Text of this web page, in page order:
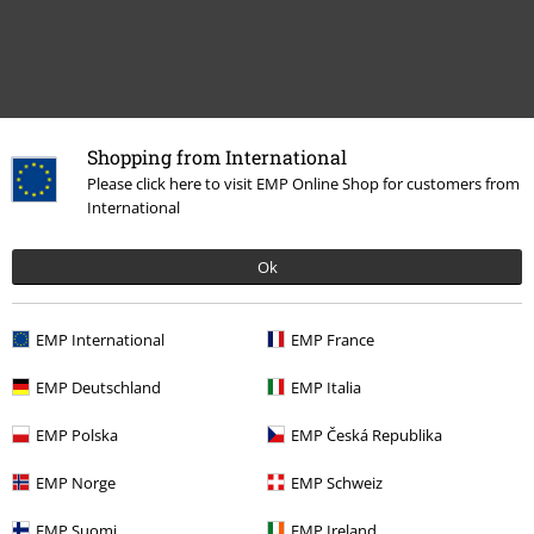
Shopping from International
Please click here to visit EMP Online Shop for customers from
International
Ok
EMP International EMP France
EMP Deutschland EMP Italia
EMP Polska EMP Česká Republika
EMP Norge EMP Schweiz